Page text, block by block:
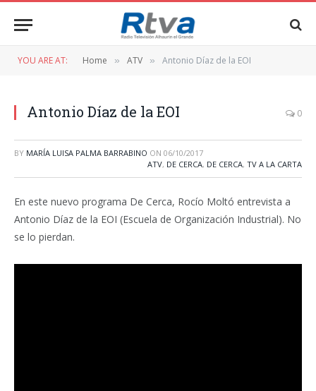
YOU ARE AT: Home » ATV » Antonio Díaz de la EOI
Antonio Díaz de la EOI 0
BY MARÍA LUISA PALMA BARRABINO ON 06/10/2017
ATV, DE CERCA, DE CERCA, TV A LA CARTA
En este nuevo programa De Cerca, Rocío Moltó entrevista a
Antonio Díaz de la EOI (Escuela de Organización Industrial). No
se lo pierdan.